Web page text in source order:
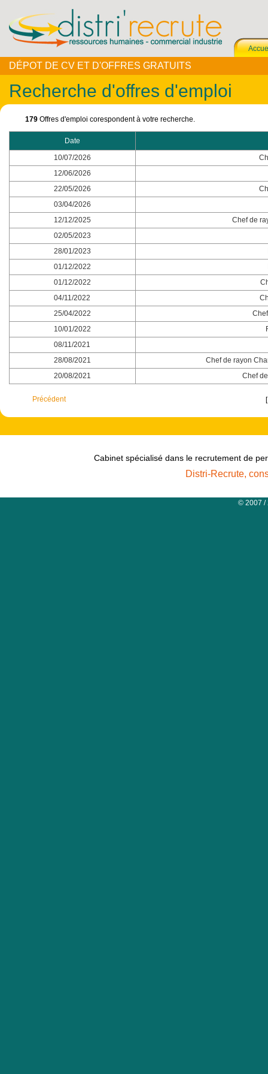
DÉPOT DE CV ET D'OFFRES GRATUITS
Recherche d'offres d'emploi
179 Offres d'emploi corespondent à votre recherche.
Date
10/07/2026
12/06/2026
22/05/2026
03/04/2026
12/12/2025
Chef de
02/05/2023
28/01/2023
01/12/2022
01/12/2022
04/11/2022
25/04/2022
10/01/2022
08/11/2021
28/08/2021
Chef de rayon
20/08/2021
Chef
Précédent
Cabinet spécialisé dans le recrutement de
Distri-Recrute,
© 2007 /